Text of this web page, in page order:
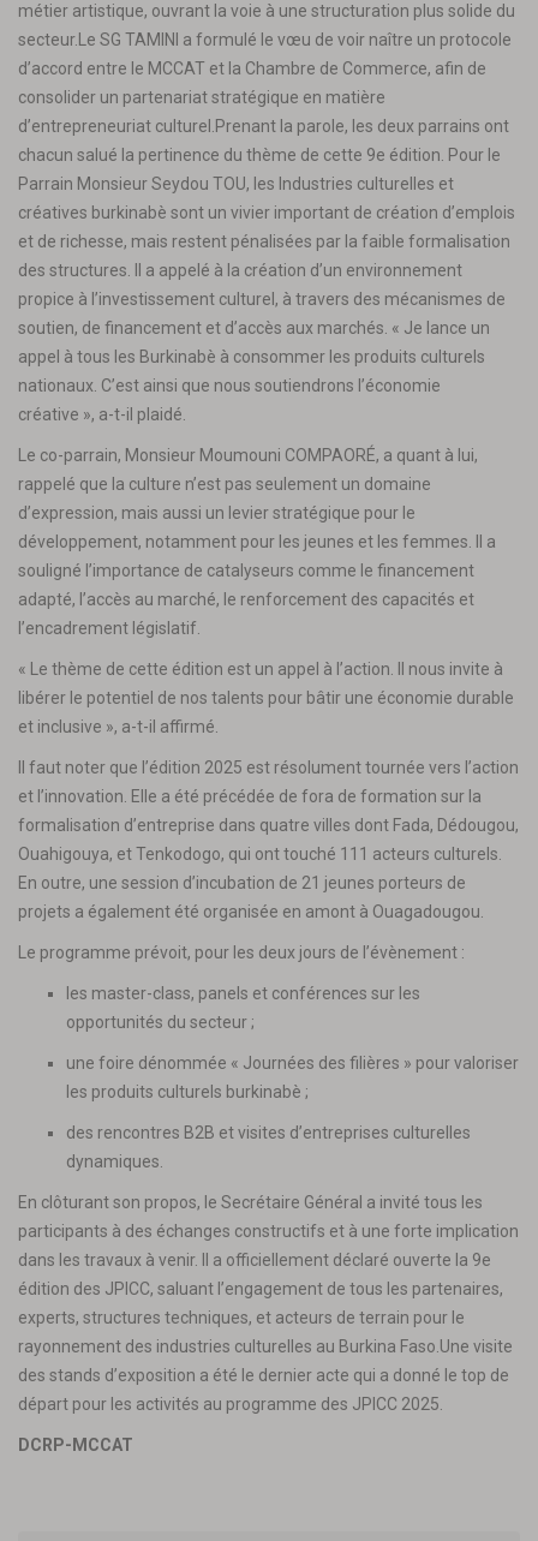
métier artistique, ouvrant la voie à une structuration plus solide du
secteur.Le SG TAMINI a formulé le vœu de voir naître un protocole
d’accord entre le MCCAT et la Chambre de Commerce, afin de
consolider un partenariat stratégique en matière
d’entrepreneuriat culturel.Prenant la parole, les deux parrains ont
chacun salué la pertinence du thème de cette 9e édition. Pour le
Parrain Monsieur Seydou TOU, les Industries culturelles et
créatives burkinabè sont un vivier important de création d’emplois
et de richesse, mais restent pénalisées par la faible formalisation
des structures. Il a appelé à la création d’un environnement
propice à l’investissement culturel, à travers des mécanismes de
soutien, de financement et d’accès aux marchés. « Je lance un
appel à tous les Burkinabè à consommer les produits culturels
nationaux. C’est ainsi que nous soutiendrons l’économie
créative », a-t-il plaidé.
Le co-parrain, Monsieur Moumouni COMPAORÉ, a quant à lui,
rappelé que la culture n’est pas seulement un domaine
d’expression, mais aussi un levier stratégique pour le
développement, notamment pour les jeunes et les femmes. Il a
souligné l’importance de catalyseurs comme le financement
adapté, l’accès au marché, le renforcement des capacités et
l’encadrement législatif.
« Le thème de cette édition est un appel à l’action. Il nous invite à
libérer le potentiel de nos talents pour bâtir une économie durable
et inclusive », a-t-il affirmé.
Il faut noter que l’édition 2025 est résolument tournée vers l’action
et l’innovation. Elle a été précédée de fora de formation sur la
formalisation d’entreprise dans quatre villes dont Fada, Dédougou,
Ouahigouya, et Tenkodogo, qui ont touché 111 acteurs culturels.
En outre, une session d’incubation de 21 jeunes porteurs de
projets a également été organisée en amont à Ouagadougou.
Le programme prévoit, pour les deux jours de l’évènement :
les master-class, panels et conférences sur les
opportunités du secteur ;
une foire dénommée « Journées des filières » pour valoriser
les produits culturels burkinabè ;
des rencontres B2B et visites d’entreprises culturelles
dynamiques.
En clôturant son propos, le Secrétaire Général a invité tous les
participants à des échanges constructifs et à une forte implication
dans les travaux à venir. Il a officiellement déclaré ouverte la 9e
édition des JPICC, saluant l’engagement de tous les partenaires,
experts, structures techniques, et acteurs de terrain pour le
rayonnement des industries culturelles au Burkina Faso.Une visite
des stands d’exposition a été le dernier acte qui a donné le top de
départ pour les activités au programme des JPICC 2025.
DCRP-MCCAT